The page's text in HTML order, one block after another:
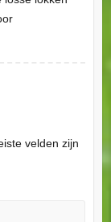
velden zijn